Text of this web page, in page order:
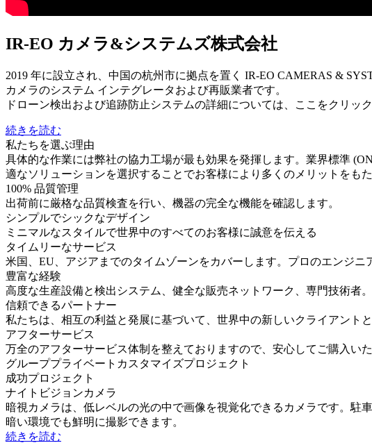
IR-EO カメラ&システムズ株式会社
2019 年に設立され、中国の杭州市に拠点を置く IR-EO CAMERAS &
カメラのシステム インテグレータおよび再販業者です。
ドローン検出および追跡防止システムの詳細については、ここをクリッ
続きを読む
私たちを選ぶ理由
具体的な作業には弊社の協力工場が最も効果を発揮します。業界標準
適なソリューションを選択することでお客様により多くのメリットをも
100% 品質管理
出荷前に厳格な品質検査を行い、機器の完全な機能を確認します。
シンプルでシックなデザイン
ミニマルなスタイルで世界中のすべてのお客様に誠意を伝える
タイムリーなサービス
米国、EU、アジアまでのタイムゾーンをカバーします。プロのエンジニ
豊富な経験
高度な生産設備と検出システム、健全な販売ネットワーク、専門技術者。
信頼できるパートナー
私たちは、相互の利益と発展に基づいて、世界中の新しいクライアント
アフターサービス
万全のアフターサービス体制を整えておりますので、安心してご購入い
グループプライベートカスタマイズプロジェクト
成功プロジェクト
ナイトビジョンカメラ
暗視カメラは、低レベルの光の中で画像を視覚化できるカメラです。駐
暗い環境でも鮮明に撮影できます。
続きを読む